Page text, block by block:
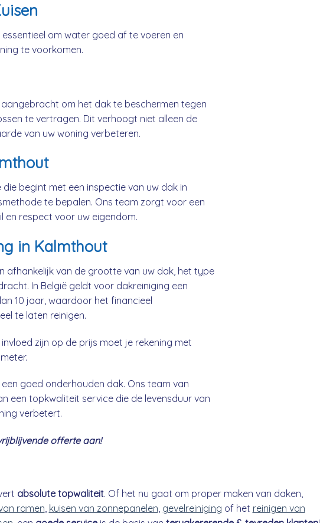
om water goed af te voeren en
te voorkomen.
om het dak te beschermen tegen
te vertragen. Dit verhoogt niet alleen de
van uw woning verbeteren.
begint met een inspectie van uw dak in
te bepalen. Ons team zorgt voor een
respect voor uw eigendom.
in Kalmthout
afhankelijk van de grootte van uw dak, het type
In België geldt voor dakreiniging een
10 jaar, waardoor het financieel
te laten reinigen.
zijn op de prijs moet je rekening met
goed onderhouden dak. Ons team van
een topkwaliteit service die de levensduur van
verbetert.
offerte aan!
absolute topwaliteit. Of het nu gaat om proper maken van daken,
ramen, kuisen van zonnepanelen, gevelreiniging of het reinigen van